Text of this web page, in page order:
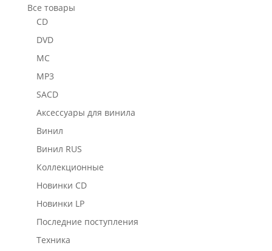
Все товары
CD
DVD
MC
MP3
SACD
Аксессуары для винила
Винил
Винил RUS
Коллекционные
Новинки CD
Новинки LP
Последние поступления
Техника